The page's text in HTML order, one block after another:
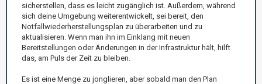
sicherstellen, dass es leicht zugänglich ist. Außerdem, während
sich deine Umgebung weiterentwickelt, sei bereit, den
Notfallwiederherstellungsplan zu überarbeiten und zu
aktualisieren. Wenn man ihn im Einklang mit neuen
Bereitstellungen oder Änderungen in der Infrastruktur hält, hilft
das, am Puls der Zeit zu bleiben.
Es ist eine Menge zu jonglieren, aber sobald man den Plan